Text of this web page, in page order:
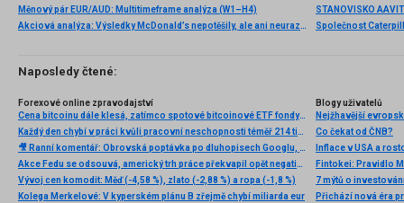
Měnový pár EUR/AUD: Multitimeframe analýza (W1–H4)
Akciová analýza: Výsledky McDonald’s nepotěšily, ale ani neurazily. Jakou vizi společnost prezentovala?
Naposledy čtené:
Forexové online zpravodajství
Cena bitcoinu dále klesá, zatímco spotové bitcoinové ETF fondy zažívají nejhorší týden od konce ledna
Každý den chybí v práci kvůli pracovní neschopnosti téměř 214 tisíc lidí. Přesto stonáme kratší dobu než před covidem
🎥 Ranní komentář: Obrovská poptávka po dluhopisech Googlu, dobré výsledky Airbnb a TradeDesk padá o 24%
Akce Fedu se odsouvá, americký trh práce překvapil opět negativně
Vývoj cen komodit: Měď (-4,58 %), zlato (-2,88 %) a ropa (-1,8 %)
Kolega Merkelové: V kyperském plánu B zřejmě chybí miliarda eur
Blogy uživatelů
Co čekat od ČNB?
Inflace v USA a
Fintokei: Pravidlo
7 mýtů o